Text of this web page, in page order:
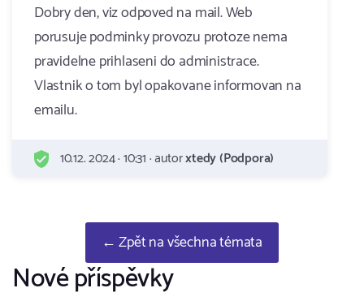
Dobry den, viz odpoved na mail. Web
porusuje podminky provozu protoze nema
pravidelne prihlaseni do administrace.
Vlastnik o tom byl opakovane informovan na
emailu.
10.12. 2024 · 10:31 · autorxtedy (Podpora)
← Zpět na všechna témata
Nové příspěvky